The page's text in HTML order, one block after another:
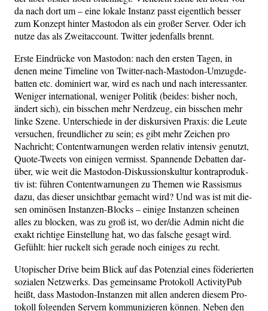
da nach dort um – eine loka­le Instanz passt eigent­lich bes­ser
zum Kon­zept hin­ter Mast­o­don als ein gro­ßer Ser­ver. Oder ich
nut­ze das als Zweit­ac­count. Twit­ter jeden­falls brennt.
Ers­te Ein­drü­cke von Mast­o­don: nach den ers­ten Tagen, in
denen mei­ne Time­line von Twit­ter-nach-Mast­o­don-Umzug­de­
bat­ten etc. domi­niert war, wird es nach und nach inter­es­san­ter.
Weni­ger inter­na­tio­nal, weni­ger Poli­tik (bei­des: bis­her noch,
ändert sich), ein biss­chen mehr Nerd­zeug, ein biss­chen mehr
lin­ke Sze­ne. Unter­schie­de in der dis­kur­si­ven Pra­xis: die Leu­te
ver­su­chen, freund­li­cher zu sein; es gibt mehr Zei­chen pro
Nach­richt; Cont­ent­war­nun­gen wer­den rela­tiv inten­siv genutzt,
Quo­te-Tweets von eini­gen ver­misst. Span­nen­de Debat­ten dar­
über, wie weit die Mast­o­don-Dis­kus­si­ons­kul­tur kon­tra­pro­duk­
tiv ist: füh­ren Cont­ent­war­nun­gen zu The­men wie Ras­sis­mus
dazu, das die­ser unsicht­bar gemacht wird? Und was ist mit die­
sen omi­nö­sen Instan­zen-Blocks – eini­ge Instan­zen schei­nen
alles zu blo­cken, was zu groß ist, wo der/die Admin nicht die
exakt rich­ti­ge Ein­stel­lung hat, wo das fal­sche gesagt wird.
Gefühlt: hier ruckelt sich gera­de noch eini­ges zu recht.
Uto­pi­scher Dri­ve beim Blick auf das Poten­zi­al eines föde­rier­ten
sozia­len Netz­werks. Das gemein­sa­me Pro­to­koll Acti­vi­ty­Pub
heißt, dass Mast­o­don-Instan­zen mit allen ande­ren die­sem Pro­
to­koll fol­gen­den Ser­vern kom­mu­ni­zie­ren kön­nen. Neben den